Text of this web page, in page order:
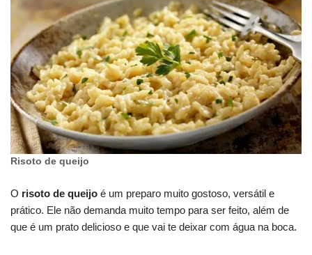
Risoto de queijo
O risoto de queijo é um preparo muito gostoso, versátil e
prático. Ele não demanda muito tempo para ser feito, além de
que é um prato delicioso e que vai te deixar com água na boca.